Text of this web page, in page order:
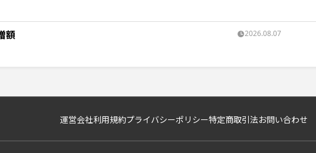
額 2026.08.07
運営会社利用規約プライバシーポリシー特定商取引法お問い合わせ